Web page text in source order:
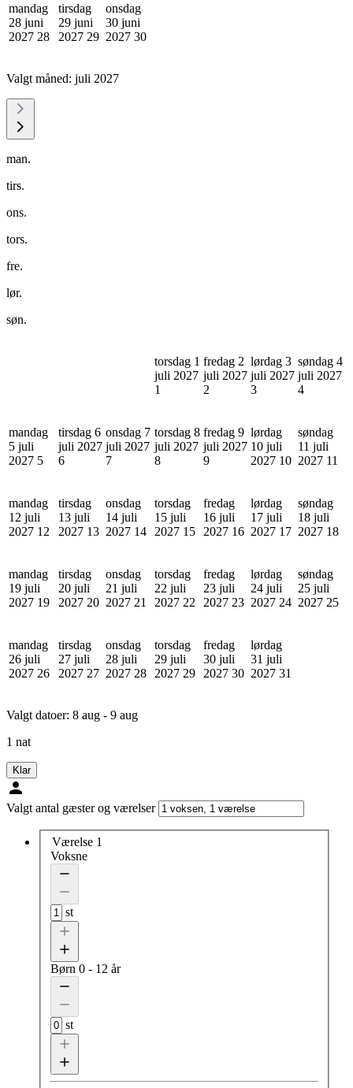
mandag
28 juni
2027 28
tirsdag
29 juni
2027 29
onsdag
30 juni
2027 30
Valgt måned: juli 2027
man.
tirs.
ons.
tors.
fre.
lør.
søn.
torsdag 1
juli 2027
1
fredag 2
juli 2027
2
lørdag 3
juli 2027
3
søndag 4
juli 2027
4
mandag
5 juli
2027 5
tirsdag 6
juli 2027
6
onsdag 7
juli 2027
7
torsdag 8
juli 2027
8
fredag 9
juli 2027
9
lørdag
10 juli
2027 10
søndag
11 juli
2027 11
mandag
12 juli
2027 12
tirsdag
13 juli
2027 13
onsdag
14 juli
2027 14
torsdag
15 juli
2027 15
fredag
16 juli
2027 16
lørdag
17 juli
2027 17
søndag
18 juli
2027 18
mandag
19 juli
2027 19
tirsdag
20 juli
2027 20
onsdag
21 juli
2027 21
torsdag
22 juli
2027 22
fredag
23 juli
2027 23
lørdag
24 juli
2027 24
søndag
25 juli
2027 25
mandag
26 juli
2027 26
tirsdag
27 juli
2027 27
onsdag
28 juli
2027 28
torsdag
29 juli
2027 29
fredag
30 juli
2027 30
lørdag
31 juli
2027 31
Valgt datoer: 8 aug - 9 aug
1 nat
Klar
Valgt antal gæster og værelser
Værelse 1
Voksne
st
Børn 0 - 12 år
st